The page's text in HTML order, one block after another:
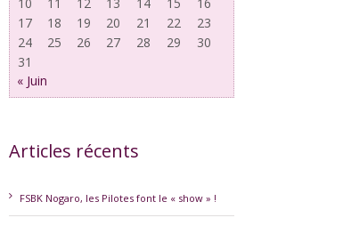
17
18 19 20 21 22
23
24
25 26 27 28 29
30
31
« Juin
Articles récents
FSBK Nogaro, les Pilotes font le « show » !